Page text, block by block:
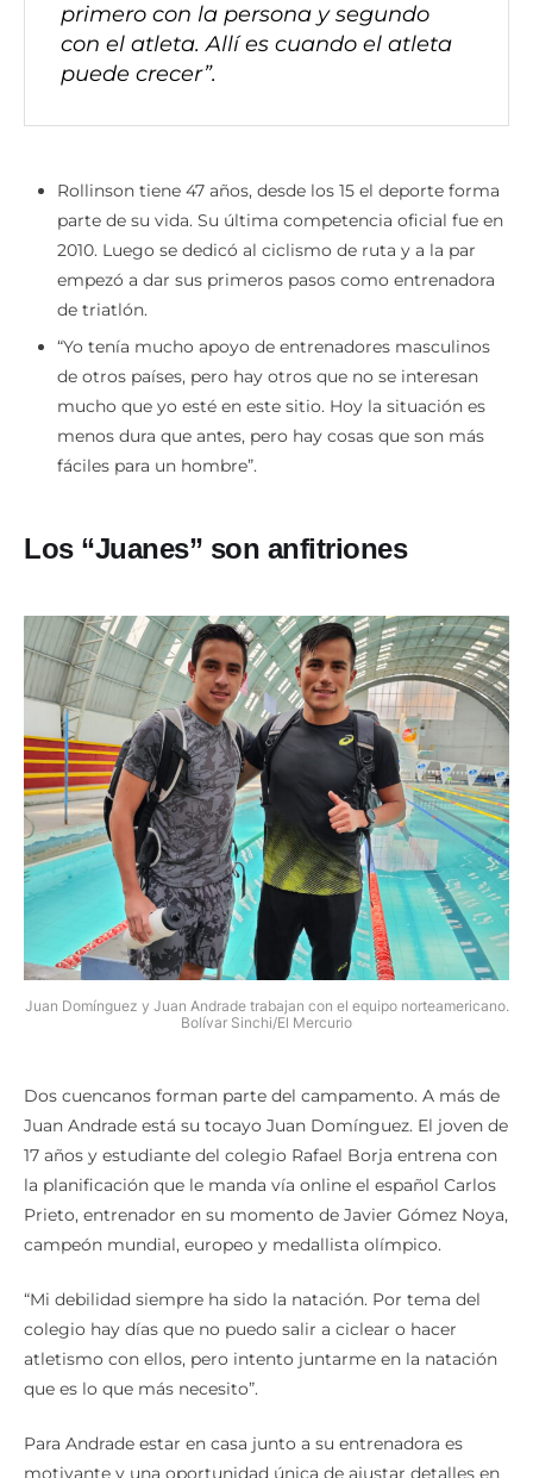
Entonces mi filosofía es trabajar
primero con la persona y segundo
con el atleta. Allí es cuando el atleta
Rollinson tiene 47 años, desde los 15 el deporte forma
parte de su vida. Su última competencia oficial fue en
2010. Luego se dedicó al ciclismo de ruta y a la par
empezó a dar sus primeros pasos como entrenadora
de triatlón.
“Yo tenía mucho apoyo de entrenadores masculinos
de otros países, pero hay otros que no se interesan
mucho que yo esté en este sitio. Hoy la situación es
menos dura que antes, pero hay cosas que son más
Juan Domínguez y Juan Andrade trabajan con el equipo norteamericano.
Dos cuencanos forman parte del campamento. A más de
Juan Andrade está su tocayo Juan Domínguez. El joven de
17 años y estudiante del colegio Rafael Borja entrena con
la planificación que le manda vía online el español Carlos
Prieto, entrenador en su momento de Javier Gómez Noya,
“Mi debilidad siempre ha sido la natación. Por tema del
colegio hay días que no puedo salir a ciclear o hacer
atletismo con ellos, pero intento juntarme en la natación
Para Andrade estar en casa junto a su entrenadora es